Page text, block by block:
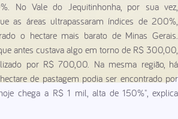
No Vale do Jequitinhonha, por sua vez,
as áreas ultrapassaram índices de 200%,
o hectare mais barato de Minas Gerais.
antes custava algo em torno de R$ 300,00,
por R$ 700,00. Na mesma região, há
de pastagem podia ser encontrado por
chega a R$ 1 mil, alta de 150%", explica